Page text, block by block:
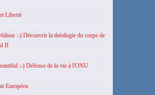
Liberté
:-) Découvrir la théologie du corps de
II
:-) Défense de la vie à l'ONU
Européen